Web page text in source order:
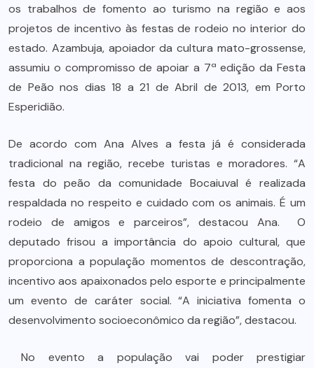
os trabalhos de fomento ao turismo na região e aos
projetos de incentivo às festas de rodeio no interior do
estado. Azambuja, apoiador da cultura mato-grossense,
assumiu o compromisso de apoiar a 7ª edição da Festa
de Peão nos dias 18 a 21 de Abril de 2013, em Porto
Esperidião.
De acordo com Ana Alves a festa já é considerada
tradicional na região, recebe turistas e moradores. “A
festa do peão da comunidade Bocaiuval é realizada
respaldada no respeito e cuidado com os animais. É um
rodeio de amigos e parceiros”, destacou Ana. O
deputado frisou a importância do apoio cultural, que
proporciona a população momentos de descontração,
incentivo aos apaixonados pelo esporte e principalmente
um evento de caráter social. “A iniciativa fomenta o
desenvolvimento socioeconômico da região”, destacou.
No evento a população vai poder prestigiar